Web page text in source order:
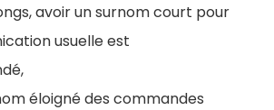
avoir un surnom court pour
usuelle est
éloigné des commandes